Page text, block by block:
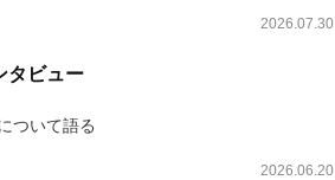
2026.07.30
タビュー
ついて語る
2026.06.20